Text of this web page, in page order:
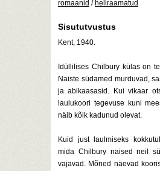
romaanid / heliraamatud
Sisututvustus
Kent, 1940.
Idüllilises Chilbury külas on
Naiste südamed murduvad,
ja abikaasasid. Kui vikaar
laulukoori tegevuse kuni
näib kõik kadunud olevat.
Kuid just laulmiseks
mida Chilbury naised neil
vajavad. Mõned näevad